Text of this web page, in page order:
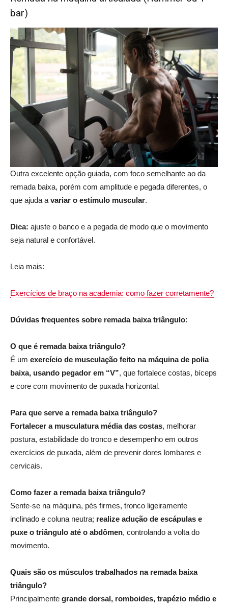
bar)
Outra excelente opção guiada, com foco semelhante ao da
remada baixa, porém com amplitude e pegada diferentes, o
que ajuda a variar o estímulo muscular.
Dica: ajuste o banco e a pegada de modo que o movimento
seja natural e confortável.
Leia mais:
Exercícios de braço na academia: como fazer corretamente?
Dúvidas frequentes sobre remada baixa triângulo:
O que é remada baixa triângulo?
É um exercício de musculação feito na máquina de polia
baixa, usando pegador em “V”, que fortalece costas, bíceps
e core com movimento de puxada horizontal.
Para que serve a remada baixa triângulo?
Fortalecer a musculatura média das costas, melhorar
postura, estabilidade do tronco e desempenho em outros
exercícios de puxada, além de prevenir dores lombares e
cervicais.
Como fazer a remada baixa triângulo?
Sente-se na máquina, pés firmes, tronco ligeiramente
inclinado e coluna neutra; realize adução de escápulas e
puxe o triângulo até o abdômen, controlando a volta do
movimento.
Quais são os músculos trabalhados na remada baixa
triângulo?
Principalmente grande dorsal, romboides, trapézio médio e